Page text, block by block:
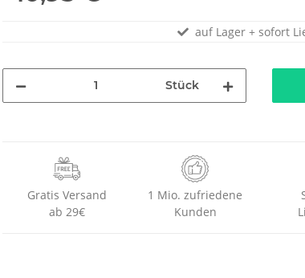
auf Lager + sofort
Stück
Gratis Versand
ab 29€
1 Mio. zufriedene
Kunden